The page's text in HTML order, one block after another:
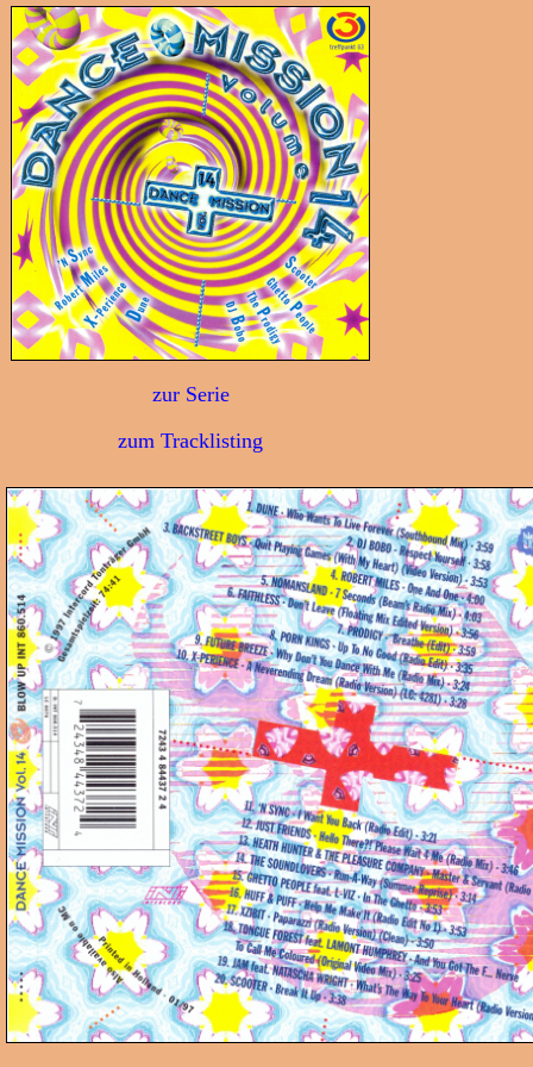
zur Serie
zum Tracklisting